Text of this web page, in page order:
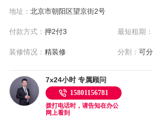
地址： 北京市朝阳区望京街2号
付款方式： 押2付3 最短租期：
装修情况： 精装修 分割：可
7x24小时 专属顾问
15801156781
拨打电话时，请告知在办公
网上看到